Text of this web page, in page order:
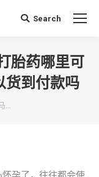
搜 Search
胎药哪里可
货到付款吗
…